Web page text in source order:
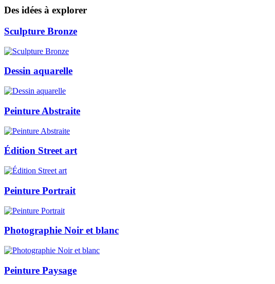
Des idées à explorer
Sculpture Bronze
Dessin aquarelle
Peinture Abstraite
Édition Street art
Peinture Portrait
Photographie Noir et blanc
Peinture Paysage